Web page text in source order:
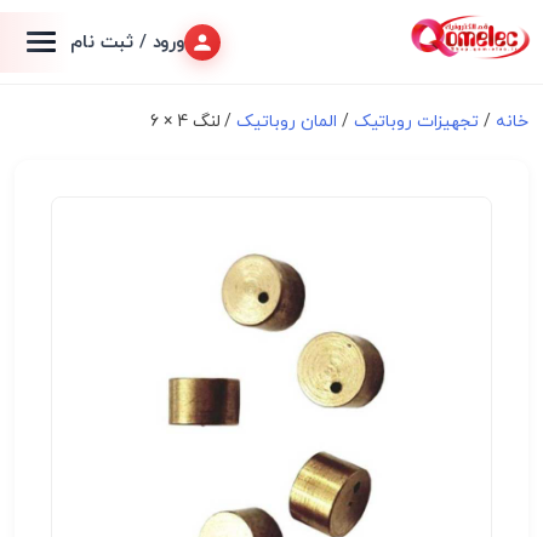
ورود / ثبت نام
خانه /تجهیزات روباتیک / المان روباتیک/ لنگ 4 × 6